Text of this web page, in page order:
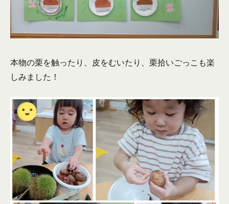
本物の栗を触ったり、皮をむいたり、栗拾いごっこも楽
しみました！